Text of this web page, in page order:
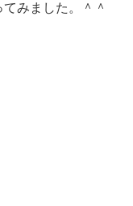
みました。＾＾